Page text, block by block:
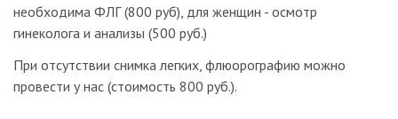
необходима ФЛГ (800 руб), для женщин - осмотр
гинеколога и анализы (500 руб.)
При отсутствии снимка легких, флюорографию можно
провести у нас (стоимость 800 руб.).